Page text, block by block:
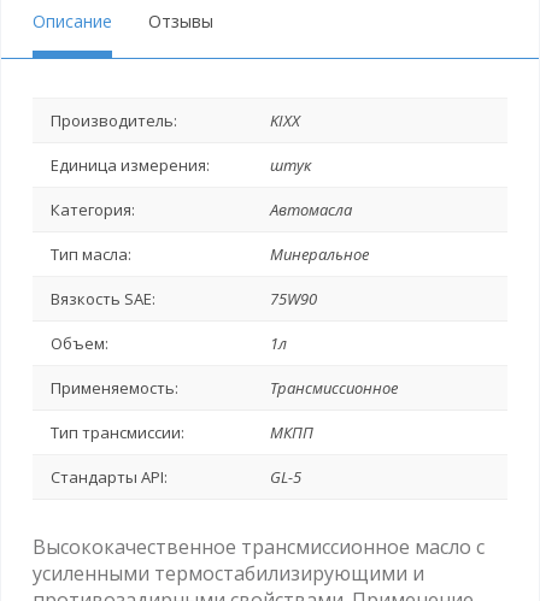
Описание Отзывы
Производитель: KIXX
Единица измерения: штук
Категория: Автомасла
Тип масла: Минеральное
Вязкость SAE: 75W90
Объем: 1л
Применяемость: Трансмиссионное
Тип трансмиссии: МКПП
Стандарты API: GL-5
Высококачественное трансмиссионное масло с
усиленными термостабилизирующими и